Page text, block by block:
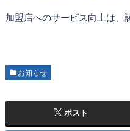
加盟店へのサービス向上は、
お知らせ
ポスト